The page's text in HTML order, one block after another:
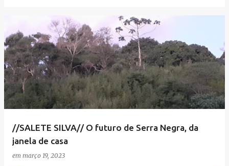
//SALETE SILVA// O futuro de Serra Negra, da
janela de casa
em março 19, 2023